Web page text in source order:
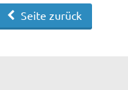
Seite zurück